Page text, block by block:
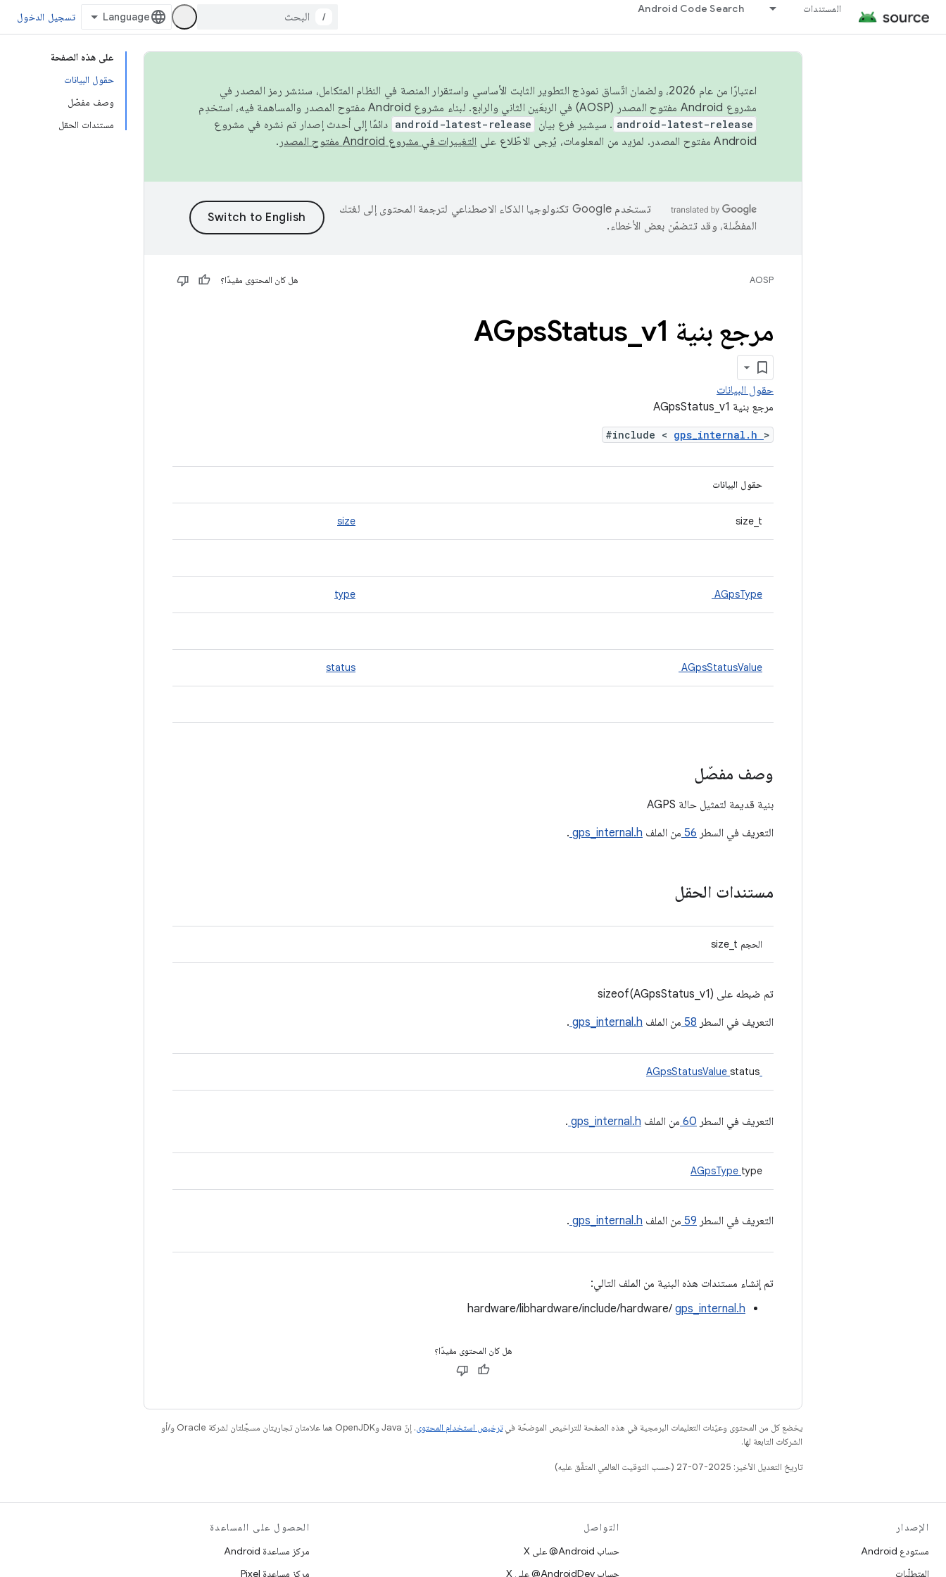
المستندات Android Code Search
/ تسجيل الدخول
على هذه الصفحة
حقول البيانات
وصف مفصّل
مستندات الحقل
اعتبارًا من عام 2026، ولضمان اتّساق نموذج التطوير الثابت الأساسي واستقرار المنصة في النظام المتكامل، سننشر رمز المصدر في
مشروع Android مفتوح المصدر (AOSP) في الربعَين الثاني والرابع. لبناء مشروع Android مفتوح المصدر والمساهمة فيه، استخدِم
android-latest-release . سيشير فرع بيان android-latest-release دائمًا إلى أحدث إصدار تم نشره في مشروع
Android مفتوح المصدر. لمزيد من المعلومات، يُرجى الاطّلاع على
التغييرات في مشروع Android مفتوح المصدر .
تستخدم Google تكنولوجيا الذكاء الاصطناعي لترجمة المحتوى إلى لغتك
المفضّلة، وقد تتضمّن بعض الأخطاء.
AOSP هل كان المحتوى مفيدًا؟
مرجع بنية AGps Status v1
حقول البيانات
مرجع بنية AGpsStatus_v1
#include < gps_internal.h >
حقول البيانات
size_t
size
AGpsType
type
AGpsStatusValue
status
وصف مفصّل
بنية قديمة لتمثيل حالة AGPS
التعريف في السطر 56 من الملف gps_internal.h
.
مستندات الحقل
الحجم size_t
تم ضبطه على sizeof(AGpsStatus_v1)
التعريف في السطر 58 من الملف gps_internal.h
.
status
التعريف في السطر 60 من الملف gps_internal.h
.
AGpsType type
التعريف في السطر 59 من الملف gps_internal.h
.
تم إنشاء مستندات هذه البنية من الملف التالي:
hardware/libhardware/include/hardware/ gps_internal.h
هل كان المحتوى مفيدًا؟
يخضع كل من المحتوى وعيّنات التعليمات البرمجية في هذه الصفحة للتراخيص الموضحّة فيترخيص استخدام المحتوى
. إنّ Java وOpenJDK هما علامتان تجاريتان مسجَّلتان لشركة Oracle و/أو
الشركات التابعة لها.
تاريخ التعديل الأخير: 2025-07-27 (حسب التوقيت العالمي المتفَّق عليه)
الإصدار
مستودع Android
المتطلّبات
التواصل
حساب ‎@Android على X
حساب ‎@AndroidDev على X
الحصول على المساعدة
مركز مساعدة Android
مركز مساعدة Pixel